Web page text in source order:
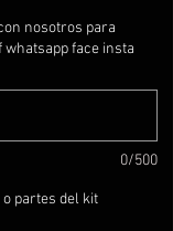
nosotros para
face insta
0/500
o partes del kit